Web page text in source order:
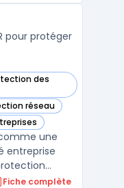
pour protéger
des
réseau
une
entreprise
télémétrie et
Fiche complète